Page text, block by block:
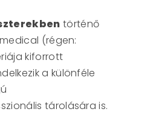
történő
(régen:
kiforrott
a különféle
tárolására is.